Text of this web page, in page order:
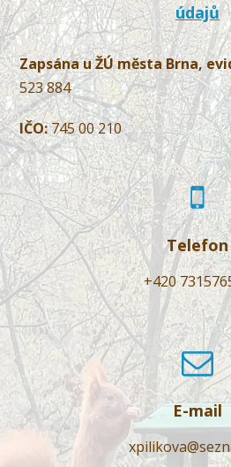
údajů
Zapsána u ŽÚ města Brna,
523 884
IČO:745 00 210
Telefon
+420
E-mail